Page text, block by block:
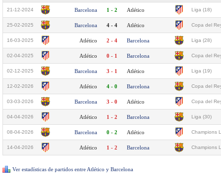
21-12-2024 Barcelona 1 - 2 Atlético Liga (18)
25-02-2025 Barcelona 4 - 4 Atlético Copa del
16-03-2025 Atlético 2 - 4 Barcelona Liga (28)
02-04-2025 Atlético 0 - 1 Barcelona Copa del
02-12-2025 Barcelona 3 - 1 Atlético Liga (19)
12-02-2026 Atlético 4 - 0 Barcelona Copa del
03-03-2026 Barcelona 3 - 0 Atlético Copa del
04-04-2026 Atlético 1 - 2 Barcelona Liga (30)
08-04-2026 Barcelona 0 - 2 Atlético Champions
14-04-2026 Atlético 1 - 2 Barcelona Champions
Ver estadísticas de partidos entre Atlético y Barcelona